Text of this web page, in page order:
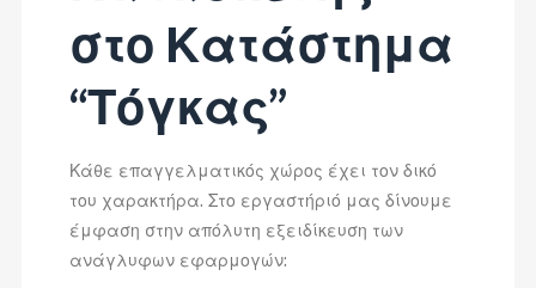
στο Κατάστημα
“Τόγκας”
Κάθε επαγγελματικός χώρος έχει τον δικό
του χαρακτήρα. Στο εργαστήριό μας δίνουμε
έμφαση στην απόλυτη εξειδίκευση των
ανάγλυφων εφαρμογών: